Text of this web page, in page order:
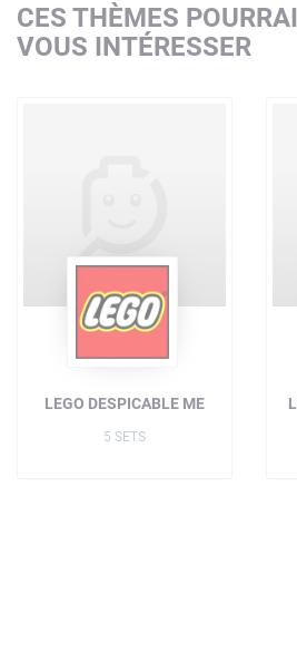
CES THÈMES
VOUS INTÉRESSER
LEGO DESPICABLE ME
5 SETS